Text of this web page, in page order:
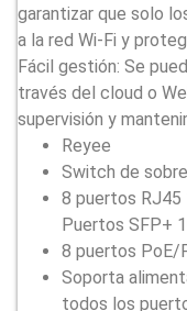
garantizar que solo
a la red Wi-Fi y
Fácil gestión: Se
través del cloud o
supervisión y
Reyee
Switch de
8 puertos
Puertos SFP+
8 puertos PoE/
Soporta
todos los